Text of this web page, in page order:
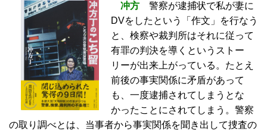
冲方警察が逮捕状で私が妻に
DVをしたという「作文」を行なう
と、検察や裁判所はそれに従って
有罪の判決を導くというストー
リーが出来上がっている。たとえ
前後の事実関係に矛盾があって
も、一度逮捕されてしまうとな
かったことにされてしまう。警察
の取り調べとは、当事者から事実関係を聞き出して捜査の